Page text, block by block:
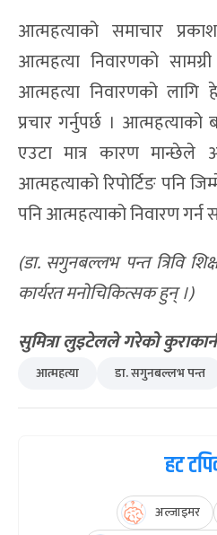
आत्महत्याको समाचार
आत्महत्या निवारणको
आत्महत्या निवारणको लागि
प्रचार गर्नुपर्छ ।
एउटा मात्र कारण मान्छेले
आत्महत्याको रिपोर्टिङ पनि
पनि आत्महत्याको निवारण गर्न
(डा. सगुनबल्लभ पन्त त्रिवि
कार्यरत मनोचिकित्सक हुन् ।)
सुमित्रा लुइटेलले गरेको
आत्महत्या डा. सगुनबल्लभ पन्त
हट
अल्जाइमर